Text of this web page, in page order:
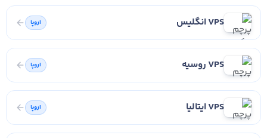
VPS انگلیس اروپا
VPS روسیه اروپا
VPS ایتالیا اروپا